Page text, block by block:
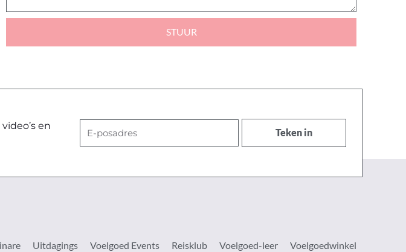
STUUR
en
posadres
Teken in
Uitdagings Voelgoed Events Reisklub Voelgoed-leer Voelgoedwinkel